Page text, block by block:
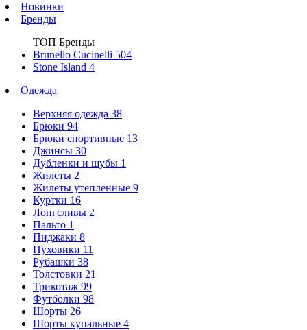
Новинки
Бренды
ТОП Бренды
Brunello Cucinelli 504
Stone Island 4
Одежда
Верхняя одежда 38
Брюки 94
Брюки спортивные 13
Джинсы 30
Дубленки и шубы 1
Жилеты 2
Жилеты утепленные 9
Куртки 16
Лонгсливы 2
Пальто 1
Пиджаки 8
Пуховики 11
Рубашки 38
Толстовки 21
Трикотаж 99
Футболки 98
Шорты 26
Шорты купальные 4